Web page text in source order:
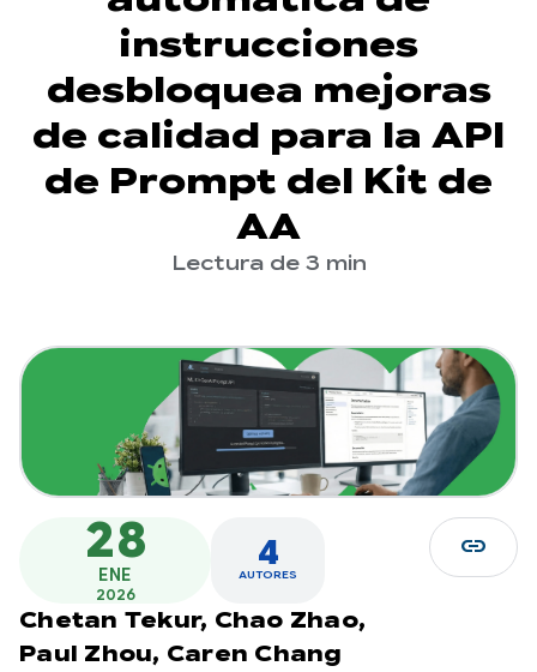
instrucciones
desbloquea mejoras
de calidad para la API
de Prompt del Kit de
AA
Lectura de 3 min
28
ENE
2026
4
AUTORES
Chetan Tekur, Chao Zhao,
Paul Zhou, Caren Chang
link